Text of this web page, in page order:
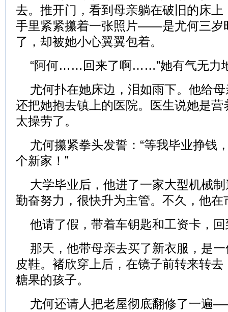
去。推开门，看到母亲躺在破旧的床
手里紧紧攥着一张照片——是尤何三岁
了，却被她小心翼翼包着。
“阿何……回来了啊……”她有气无力
尤何扑在她床边，泪如雨下。他给
还把她抱去镇上的医院。医生说她是
太操劳了。
尤何攥紧拳头发誓：“等我毕业挣钱
个新家！”
大学毕业后，他进了一家大型机械
勤奋努力，很快升为主管。不久，他
他请了假，带着车钥匙和工资卡，
那天，他带母亲去买了新衣服，是
皮鞋。褚欣穿上后，在镜子前转来转
糖果的孩子。
尤何还请人把老屋彻底翻修了一遍